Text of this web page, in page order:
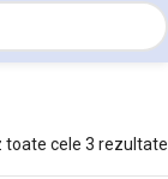
toate cele 3 rezultate